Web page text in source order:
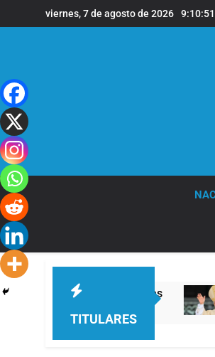
al
viernes, 7 de agosto de 2026
TITULARES
de Quilmes La
4 Horas